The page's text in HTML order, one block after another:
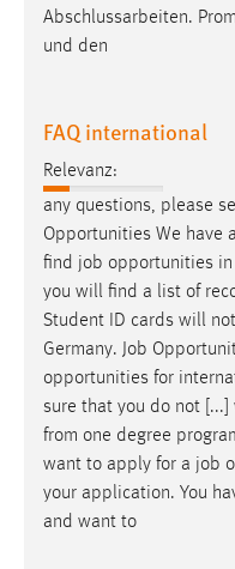
Abschlussarbeiten.
und den
FAQ international
Relevanz:
any questions, please
Opportunities We have
find job opportunities in
you will find a list of
Student ID cards will
Germany. Job
opportunities for
sure that you do not
from one degree
want to apply for a job
your application. You
and want to
Zweck:
EXTERNE
Um Inhalte von
Plattformen
externen Medien
YouTube
Vimeo